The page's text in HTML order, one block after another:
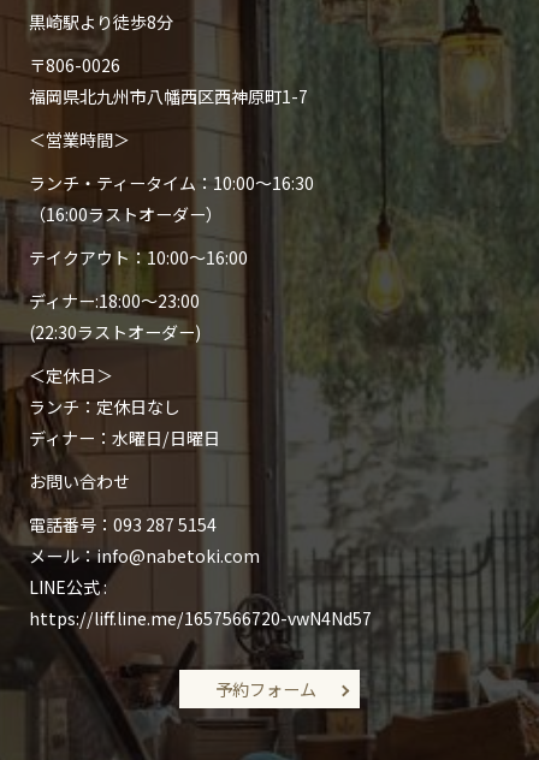
黒崎駅より徒歩8分
〒806-0026
福岡県北九州市八幡西区西神原町1-7
＜営業時間＞
ランチ・ティータイム：10:00～16:30
（16:00ラストオーダー）
テイクアウト：10:00～16:00
​ディナー:18:00～23:00
(22:30ラストオーダー)
＜​定休日＞
ランチ：定休日なし
ディナー：水曜日/日曜日
お問い合わせ​
電話番号： 093 287 5154
メール：info@nabetoki.com
​LINE公式 :
https://liff.line.me/1657566720-vwN4Nd57
予約フォーム